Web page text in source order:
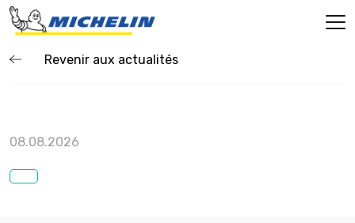
Revenir aux actualités
08.08.2026